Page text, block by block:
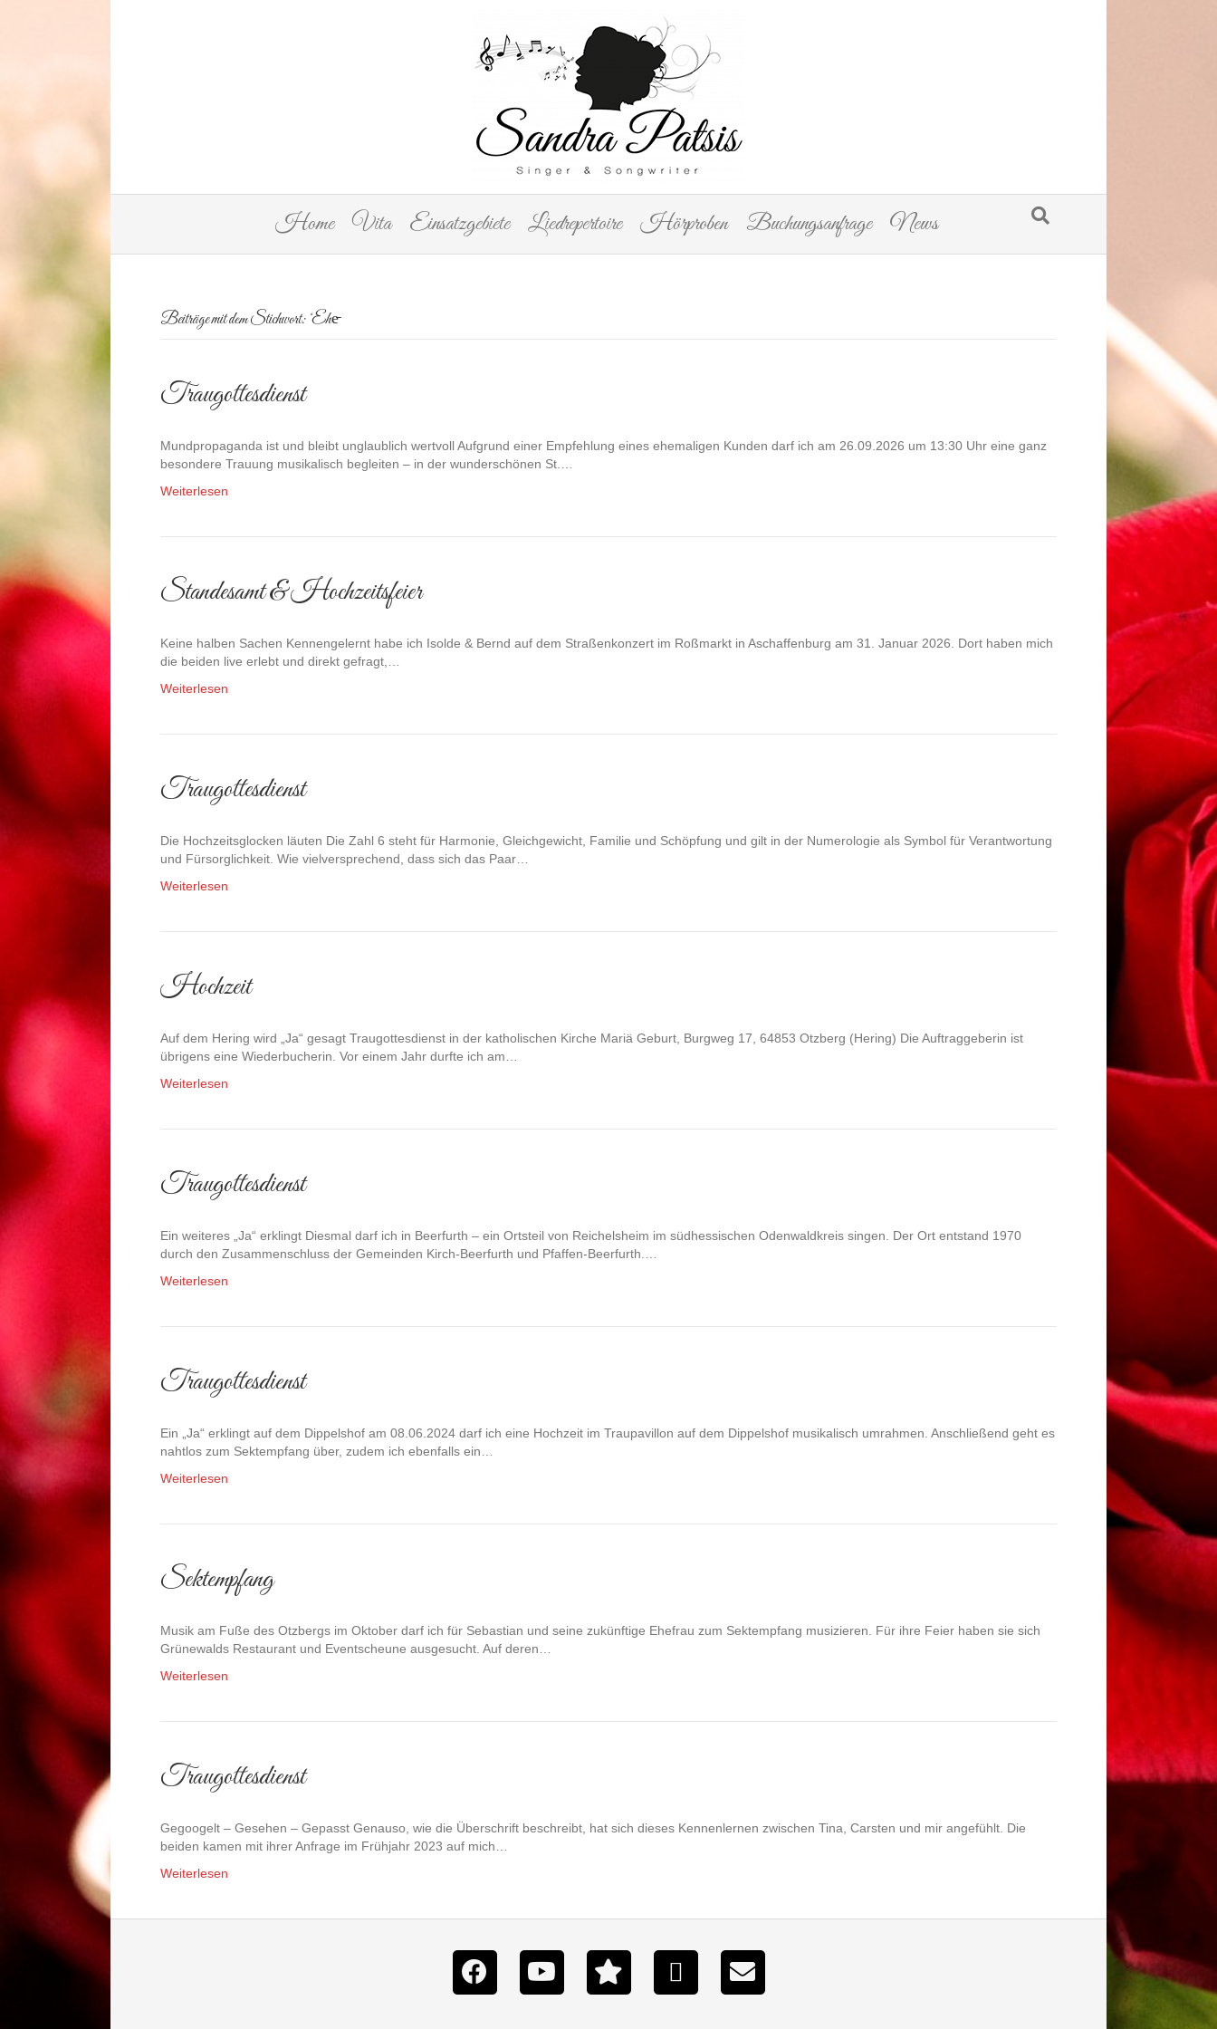
Home Vita Einsatzgebiete Liedrepertoire Hörproben Buchungsanfrage News
Beiträge mit dem Stichwort: ‘Ehe̵
Traugottesdienst
Mundpropaganda ist und bleibt unglaublich wertvoll Aufgrund einer Empfehlung eines ehemaligen Kunden darf ich am 26.09.2026 um 13:30 Uhr eine ganz
besondere Trauung musikalisch begleiten – in der wunderschönen St.…
Weiterlesen
Standesamt & Hochzeitsfeier
Keine halben Sachen Kennengelernt habe ich Isolde & Bernd auf dem Straßenkonzert im Roßmarkt in Aschaffenburg am 31. Januar 2026. Dort haben mich
die beiden live erlebt und direkt gefragt,…
Weiterlesen
Traugottesdienst
Die Hochzeitsglocken läuten Die Zahl 6 steht für Harmonie, Gleichgewicht, Familie und Schöpfung und gilt in der Numerologie als Symbol für Verantwortung
und Fürsorglichkeit. Wie vielversprechend, dass sich das Paar…
Weiterlesen
Hochzeit
Auf dem Hering wird „Ja“ gesagt Traugottesdienst in der katholischen Kirche Mariä Geburt, Burgweg 17, 64853 Otzberg (Hering) Die Auftraggeberin ist
übrigens eine Wiederbucherin. Vor einem Jahr durfte ich am…
Weiterlesen
Traugottesdienst
Ein weiteres „Ja“ erklingt Diesmal darf ich in Beerfurth – ein Ortsteil von Reichelsheim im südhessischen Odenwaldkreis singen. Der Ort entstand 1970
durch den Zusammenschluss der Gemeinden Kirch-Beerfurth und Pfaffen-Beerfurth.…
Weiterlesen
Traugottesdienst
Ein „Ja“ erklingt auf dem Dippelshof am 08.06.2024 darf ich eine Hochzeit im Traupavillon auf dem Dippelshof musikalisch umrahmen. Anschließend geht es
nahtlos zum Sektempfang über, zudem ich ebenfalls ein…
Weiterlesen
Sektempfang
Musik am Fuße des Otzbergs im Oktober darf ich für Sebastian und seine zukünftige Ehefrau zum Sektempfang musizieren. Für ihre Feier haben sie sich
Grünewalds Restaurant und Eventscheune ausgesucht. Auf deren…
Weiterlesen
Traugottesdienst
Gegoogelt – Gesehen – Gepasst Genauso, wie die Überschrift beschreibt, hat sich dieses Kennenlernen zwischen Tina, Carsten und mir angefühlt. Die
beiden kamen mit ihrer Anfrage im Frühjahr 2023 auf mich…
Weiterlesen